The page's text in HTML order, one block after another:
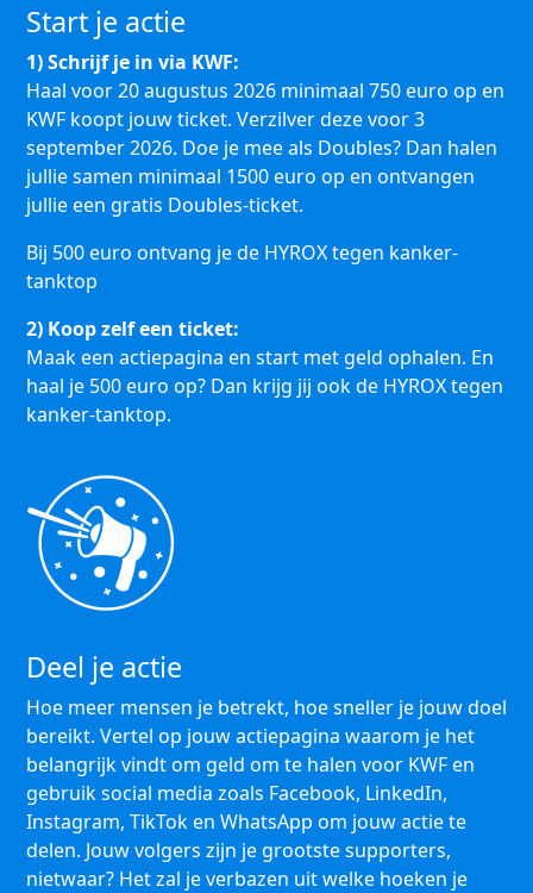
Start je actie
1) Schrijf je in via KWF:
Haal voor 20 augustus 2026 minimaal 750 euro op en
KWF koopt jouw ticket. Verzilver deze voor 3
september 2026. Doe je mee als Doubles? Dan halen
jullie samen minimaal 1500 euro op en ontvangen
jullie een gratis Doubles-ticket.
Bij 500 euro ontvang je de HYROX tegen kanker-
tanktop
2) Koop zelf een ticket:
Maak een actiepagina en start met geld ophalen. En
haal je 500 euro op? Dan krijg jij ook de HYROX tegen
kanker-tanktop.
Deel je actie
Hoe meer mensen je betrekt, hoe sneller je jouw doel
bereikt. Vertel op jouw actiepagina waarom je het
belangrijk vindt om geld om te halen voor KWF en
gebruik social media zoals Facebook, LinkedIn,
Instagram, TikTok en WhatsApp om jouw actie te
delen. Jouw volgers zijn je grootste supporters,
nietwaar? Het zal je verbazen uit welke hoeken je